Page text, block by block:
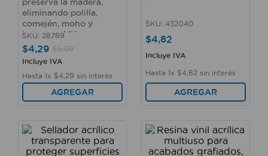
eliminando polilla,
comején, moho y
hongos. - MK
SKU: 28789
$4,29 $5,09
Incluye IVA
Hasta 1x $4 29 sin interés
AGREGAR
SKU: 432040
$4,82
Incluye IVA
Hasta 1x $4 82 sin interés
AGREGAR